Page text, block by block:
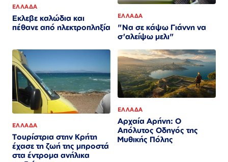
ΕΛΛΑΔΑ
Εκλεβε καλώδια και
πέθανε από ηλεκτροπληξία
ΕΛΛΑΔΑ
"Να σε κάψω Γιάννη να
σ'αλείψω μελι"
ΕΛΛΑΔΑ
Τουρίστρια στην Κρήτη
έχασε τη ζωή της μπροστά
στα έντρομα ανήλικα
ΕΛΛΑΔΑ
Αρχαία Αρήνη: Ο
Απόλυτος Οδηγός της
Μυθικής Πόλης